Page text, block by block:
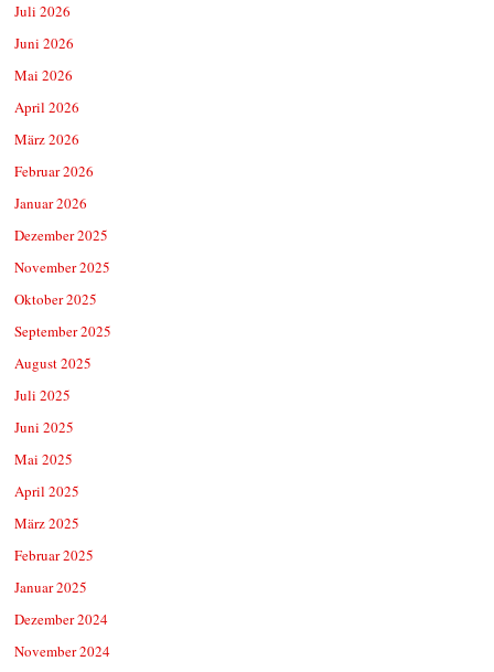
Juli 2026
Juni 2026
Mai 2026
April 2026
März 2026
Februar 2026
Januar 2026
Dezember 2025
November 2025
Oktober 2025
September 2025
August 2025
Juli 2025
Juni 2025
Mai 2025
April 2025
März 2025
Februar 2025
Januar 2025
Dezember 2024
November 2024